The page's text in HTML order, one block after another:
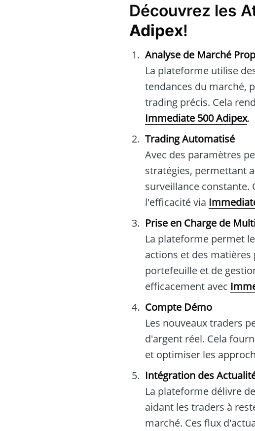
Découvrez les
Adipex!
Analyse de Marché
La plateforme utilise
tendances du marché,
trading précis. Cela
Immediate 500 Adipex.
Trading Automatisé
Avec des paramètres
stratégies, permettant
surveillance
l'efficacité via
Prise en Charge de
La plateforme permet
actions et des
portefeuille et de
efficacement avec
Compte Démo
Les nouveaux traders
d'argent réel. Cela
et optimiser les
Intégration des
La plateforme délivre
aidant les traders à
marché. Ces flux